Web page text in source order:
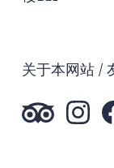
关于本网站